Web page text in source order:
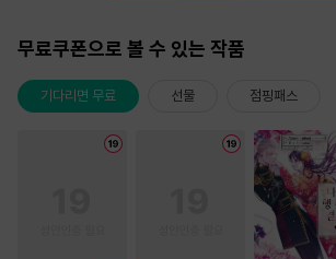
무료쿠폰으로 볼 수 있는 작품
기다리면 무료 선물 점핑패스